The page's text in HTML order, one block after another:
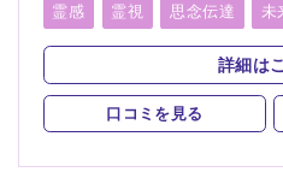
介護、進路、学業、受験、就職
営、人間関係、人生相談、健康
相手の気持ち、総合運、過去、
結び
霊感 霊視 思念伝達 未
守護霊 オーラリーディング
スピリチュアルカウンセリング
アカシックリーディング 除
祈祷 波動修正 縁結び
詳細は
口コミを見る